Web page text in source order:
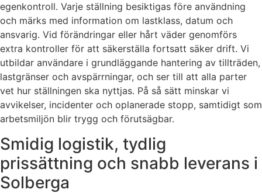
egenkontroll. Varje ställning besiktigas före användning
och märks med information om lastklass, datum och
ansvarig. Vid förändringar eller hårt väder genomförs
extra kontroller för att säkerställa fortsatt säker drift. Vi
utbildar användare i grundläggande hantering av tillträden,
lastgränser och avspärrningar, och ser till att alla parter
vet hur ställningen ska nyttjas. På så sätt minskar vi
avvikelser, incidenter och oplanerade stopp, samtidigt som
arbetsmiljön blir trygg och förutsägbar.
Smidig logistik, tydlig
prissättning och snabb leverans i
Solberga